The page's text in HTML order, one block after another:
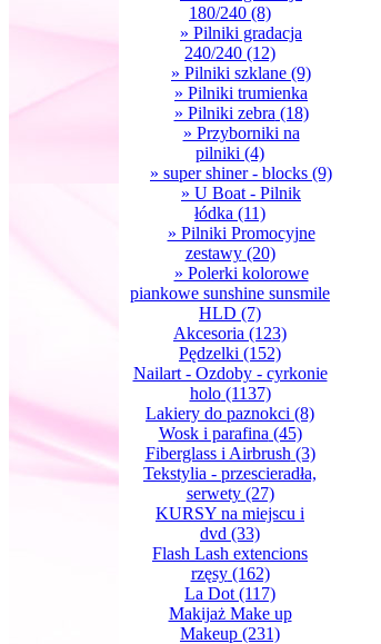
180/240 (8)
» Pilniki gradacja
240/240 (12)
» Pilniki szklane (9)
» Pilniki trumienka
» Pilniki zebra (18)
» Przyborniki na
pilniki (4)
» super shiner - blocks (9)
» U Boat - Pilnik
łódka (11)
» Pilniki Promocyjne
zestawy(20)
» Polerki kolorowe
piankowe sunshine sunsmile
HLD (7)
Akcesoria (123)
Pędzelki (152)
Nailart - Ozdoby - cyrkonie
holo(1137)
Lakiery do paznokci (8)
Wosk i parafina (45)
Fiberglass i Airbrush (3)
Tekstylia - przescieradła,
serwety(27)
KURSY na miejscu i
dvd (33)
Flash Lash extencions
rzęsy(162)
La Dot (117)
Makijaż Make up
Makeup (231)